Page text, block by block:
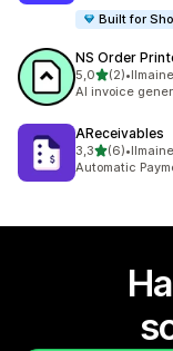
Built for
NS Order
5,0/ 5 tähteä
(2)
2 arvostelua
•
AI invoice
AReceivables
3,3/ 5 tähteä
(6)
6 arvostelua
•
Automatic